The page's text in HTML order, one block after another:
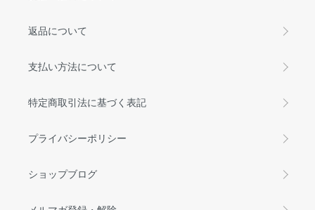
返品について
支払い方法について
特定商取引法に基づく表記
プライバシーポリシー
ショップブログ